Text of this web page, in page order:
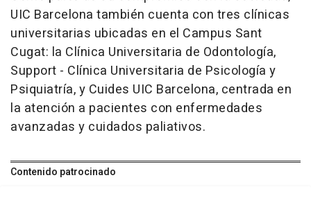
UIC Barcelona también cuenta con tres clínicas
universitarias ubicadas en el Campus Sant
Cugat: la Clínica Universitaria de Odontología,
Support - Clínica Universitaria de Psicología y
Psiquiatría, y Cuides UIC Barcelona, centrada en
la atención a pacientes con enfermedades
avanzadas y cuidados paliativos.
Contenido patrocinado